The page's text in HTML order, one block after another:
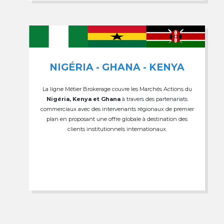
NIGÉRIA - GHANA - KENYA
La ligne Métier Brokerage couvre les Marchés Actions du
Nigéria, Kenya et Ghana à travers des partenariats
commerciaux avec des intervenants régionaux de premier
plan en proposant une offre globale à destination des
clients institutionnels internationaux.